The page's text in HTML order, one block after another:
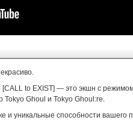
to EXIST] — это экшн с
Tokyo Ghoul и Tokyo Ghoul:re.
и уникальные способности вашего